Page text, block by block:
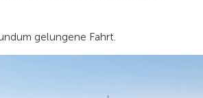
gelungene Fahrt.